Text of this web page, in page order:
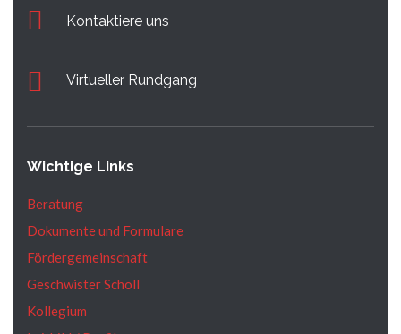
Kontaktiere uns
Virtueller Rundgang
Wichtige Links
Beratung
Dokumente und Formulare
Fördergemeinschaft
Geschwister Scholl
Kollegium